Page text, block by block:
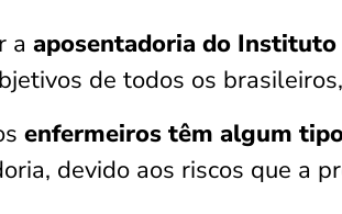
a aposentadoria do Instituto
de todos os
enfermeiros têm algum
devido aos riscos que a